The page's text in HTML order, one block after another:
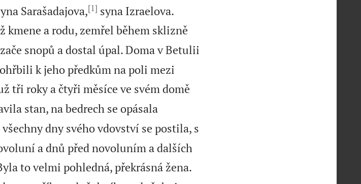
Sarašadajova,[1] syna Izraelova.
kmene a rodu, zemřel během sklizně
snopů a dostal úpal. Doma v Betulii
k jeho předkům na poli mezi
tři roky a čtyři měsíce ve svém domě
stan, na bedrech se opásala
všechny dny svého vdovství se postila, s
a dnů před novoluním a dalších
to velmi pohledná, překrásná žena.